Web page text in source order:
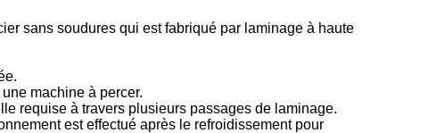
sans soudures qui est fabriqué par laminage à haute
machine à percer.
requise à travers plusieurs passages de laminage.
est effectué après le refroidissement pour